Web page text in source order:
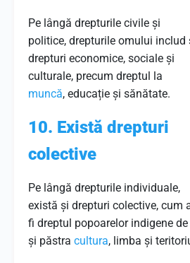
Pe lângă drepturile civile și
politice, drepturile omului includ
drepturi economice, sociale și
culturale, precum dreptul la
muncă, educație și sănătate.
10. Există drepturi
colective
Pe lângă drepturile individuale,
există și drepturi colective, cum
fi dreptul popoarelor indigene de
și păstra cultura, limba și